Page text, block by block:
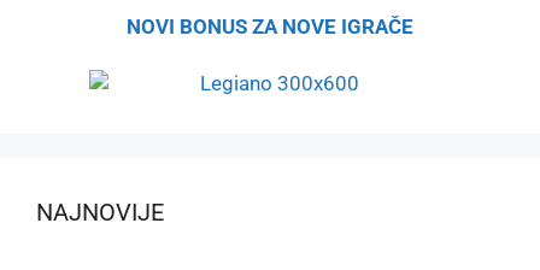
NOVI BONUS ZA NOVE IGRAČE
NAJNOVIJE